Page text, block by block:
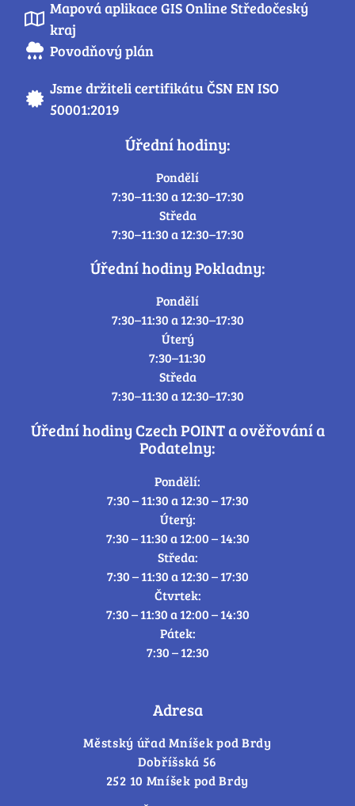
Mapová aplikace GIS Online Středočeský
kraj
Povodňový plán
Jsme držiteli certifikátu ČSN EN ISO
50001:2019
Úřední hodiny:
Pondělí
7:30–11:30 a 12:30–17:30
Středa
7:30–11:30 a 12:30–17:30
Úřední hodiny Pokladny:
Pondělí
7:30–11:30 a 12:30–17:30
Úterý
7:30–11:30
Středa
7:30–11:30 a 12:30–17:30
Úřední hodiny Czech POINT a ověřování a
Podatelny:
Pondělí:
7:30 – 11:30 a 12:30 – 17:30
Úterý:
7:30 – 11:30 a 12:00 – 14:30
Středa:
7:30 – 11:30 a 12:30 – 17:30
Čtvrtek:
7:30 – 11:30 a 12:00 – 14:30
Pátek:
7:30 – 12:30
Adresa
Městský úřad Mníšek pod Brdy
Dobříšská 56
252 10 Mníšek pod Brdy